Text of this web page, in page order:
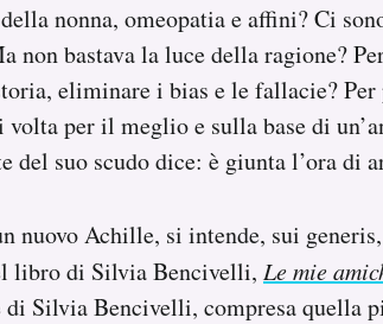
nonna, omeopatia e affini? Ci
non bastava la luce della ragione?
eliminare i bias e le fallacie?
volta per il meglio e sulla base di
del suo scudo dice: è giunta l’ora di
nuovo Achille, si intende, sui
libro di Silvia Bencivelli, Le mie
Silvia Bencivelli, compresa quella